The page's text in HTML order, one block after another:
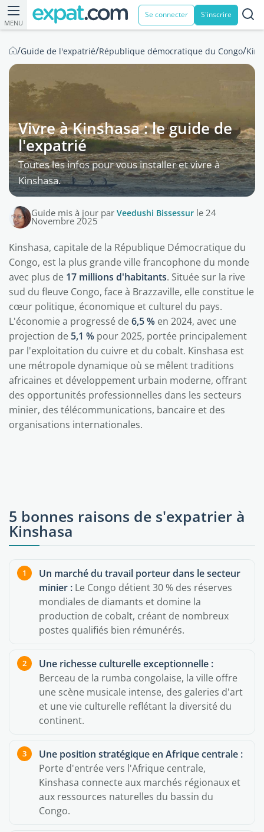
MENU
Se connecter S'inscrire
/Guide de l'expatrié/République démocratique du Congo/
Vivre à Kinshasa : le guide de
l'expatrié
Toutes les infos pour vous installer et vivre à
Kinshasa.
Guide mis à jour par Veedushi Bissessur le 24
Novembre 2025
Kinshasa, capitale de la République Démocratique du
Congo, est la plus grande ville francophone du monde
avec plus de 17 millions d'habitants. Située sur la rive
sud du fleuve Congo, face à Brazzaville, elle constitue le
cœur politique, économique et culturel du pays.
L'économie a progressé de6,5 % en 2024, avec une
projection de 5,1 % pour 2025, portée principalement
par l'exploitation du cuivre et du cobalt. Kinshasa est
une métropole dynamique où se mêlent traditions
africaines et développement urbain moderne, offrant
des opportunités professionnelles dans les secteurs
minier, des télécommunications, bancaire et des
organisations internationales.
5 bonnes raisons de s'expatrier à
Kinshasa
Un marché du travail porteur dans le secteur
minier : Le Congo détient 30 % des réserves
mondiales de diamants et domine la
production de cobalt, créant de nombreux
postes qualifiés bien rémunérés.
Une richesse culturelle exceptionnelle :
Berceau de la rumba congolaise, la ville offre
une scène musicale intense, des galeries d'art
et une vie culturelle reflétant la diversité du
continent.
Une position stratégique en Afrique centrale :
Porte d'entrée vers l'Afrique centrale,
Kinshasa connecte aux marchés régionaux et
aux ressources naturelles du bassin du
Congo.